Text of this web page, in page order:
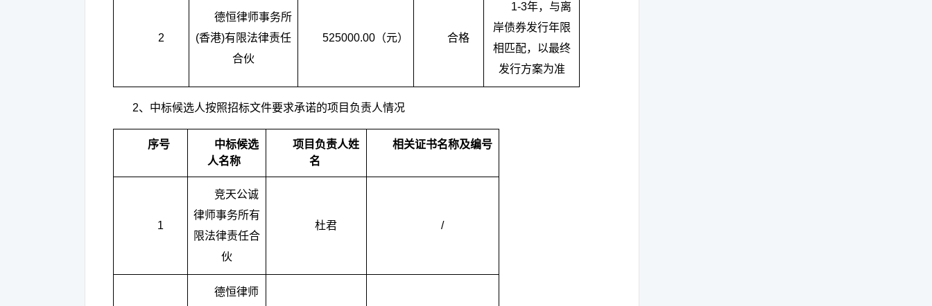
2
德恒律师事务所
(香港)有限法律责任
合伙
525000.00 （元） 合格
1-3年，与离
岸债券发行年限
相匹配，以最终
发行方案为准
2、中标候选人按照招标文件要求承诺的项目负责人情况
序号
中标候选
人名称
项目负责人姓
名
相关证书名称及编号
1
竞天公诚
律师事务所有
限法律责任合
伙
杜君 /
德恒律师